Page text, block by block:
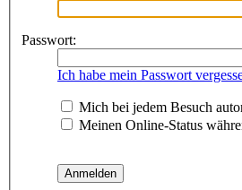
Passwort:
Ich habe mein Passwort
Mich bei jedem Besuch
Meinen Online-Status